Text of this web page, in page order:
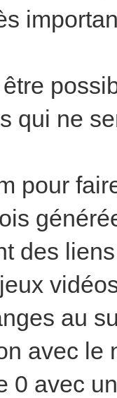
qui ne
pour
des
au
avec le
0 avec